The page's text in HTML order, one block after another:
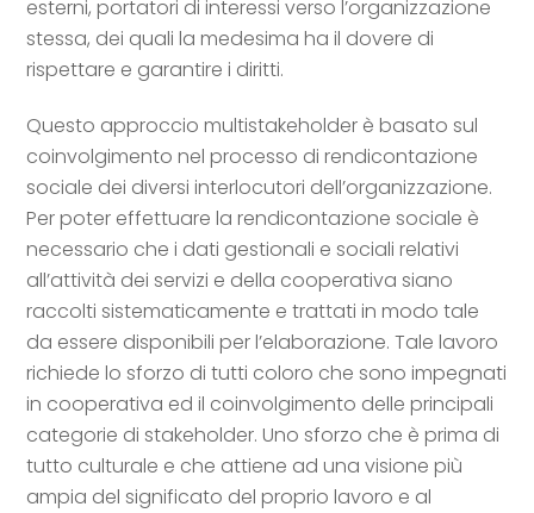
esterni, portatori di interessi verso l’organizzazione
stessa, dei quali la medesima ha il dovere di
rispettare e garantire i diritti.
Questo approccio multistakeholder è basato sul
coinvolgimento nel processo di rendicontazione
sociale dei diversi interlocutori dell’organizzazione.
Per poter effettuare la rendicontazione sociale è
necessario che i dati gestionali e sociali relativi
all’attività dei servizi e della cooperativa siano
raccolti sistematicamente e trattati in modo tale
da essere disponibili per l’elaborazione. Tale lavoro
richiede lo sforzo di tutti coloro che sono impegnati
in cooperativa ed il coinvolgimento delle principali
categorie di stakeholder. Uno sforzo che è prima di
tutto culturale e che attiene ad una visione più
ampia del significato del proprio lavoro e al